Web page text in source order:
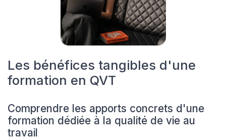
Les bénéfices tangibles d'une
formation en QVT
Comprendre les apports concrets d'une
formation dédiée à la qualité de vie au
travail